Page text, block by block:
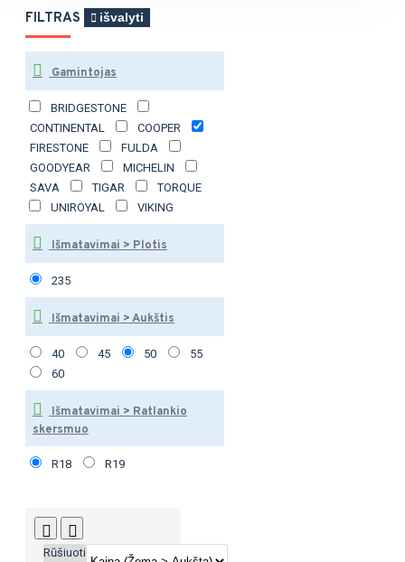
FILTRAS išvalyti
Gamintojas
BRIDGESTONE
CONTINENTAL
COOPER
FIRESTONE
FULDA
GOODYEAR
MICHELIN
SAVA
TIGAR
TORQUE
UNIROYAL
VIKING
Išmatavimai > Plotis
235
Išmatavimai > Aukštis
40 45 50
55
60
Išmatavimai > Ratlankio
skersmuo
R18 R19
Rūšiuoti